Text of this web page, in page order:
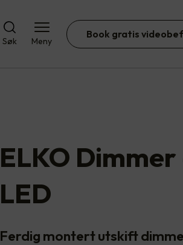
Søk Meny
Book gratis
ELKO Dimmer
LED
Ferdig montert utskift